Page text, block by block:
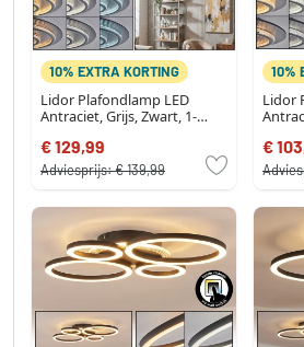
10% EXTRA KORTING
Lidor Plafondlamp LED
Antraciet, Grijs, Zwart, 1-
€ 129,99
Adviesprijs:€ 139,99
10%
Lidor
€